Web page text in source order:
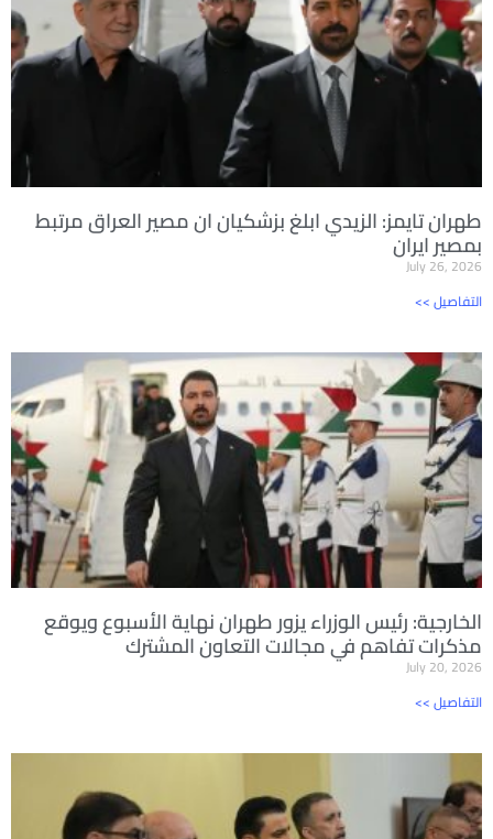
طهران تايمز: الزيدي ابلغ بزشكيان ان مصير العراق مرتبط
بمصير ايران
July 26, 2026
<< التفاصيل
الخارجية: رئيس الوزراء يزور طهران نهاية الأسبوع ويوقع
مذكرات تفاهم في مجالات التعاون المشترك
July 20, 2026
<< التفاصيل